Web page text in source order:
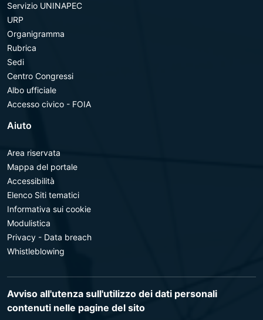
Servizio UNINAPEC
URP
Organigramma
Rubrica
Sedi
Centro Congressi
Albo ufficiale
Accesso civico - FOIA
Aiuto
Area riservata
Mappa del portale
Accessibilità
Elenco Siti tematici
Informativa sui cookie
Modulistica
Privacy - Data breach
Whistleblowing
Avviso all'utenza sull'utilizzo dei dati personali
contenuti nelle pagine del sito